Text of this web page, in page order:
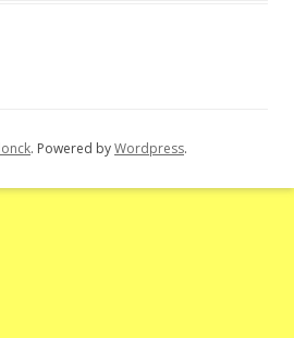
. Powered byWordpress.